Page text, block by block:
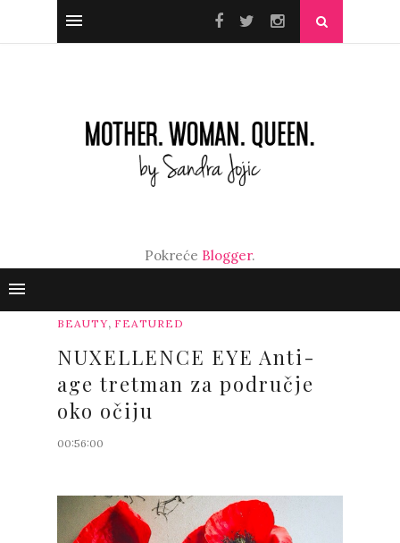
Pokreće Blogger.
BEAUTY, FEATURED
NUXELLENCE EYE Anti-
age tretman za područje
oko očiju
00:56:00